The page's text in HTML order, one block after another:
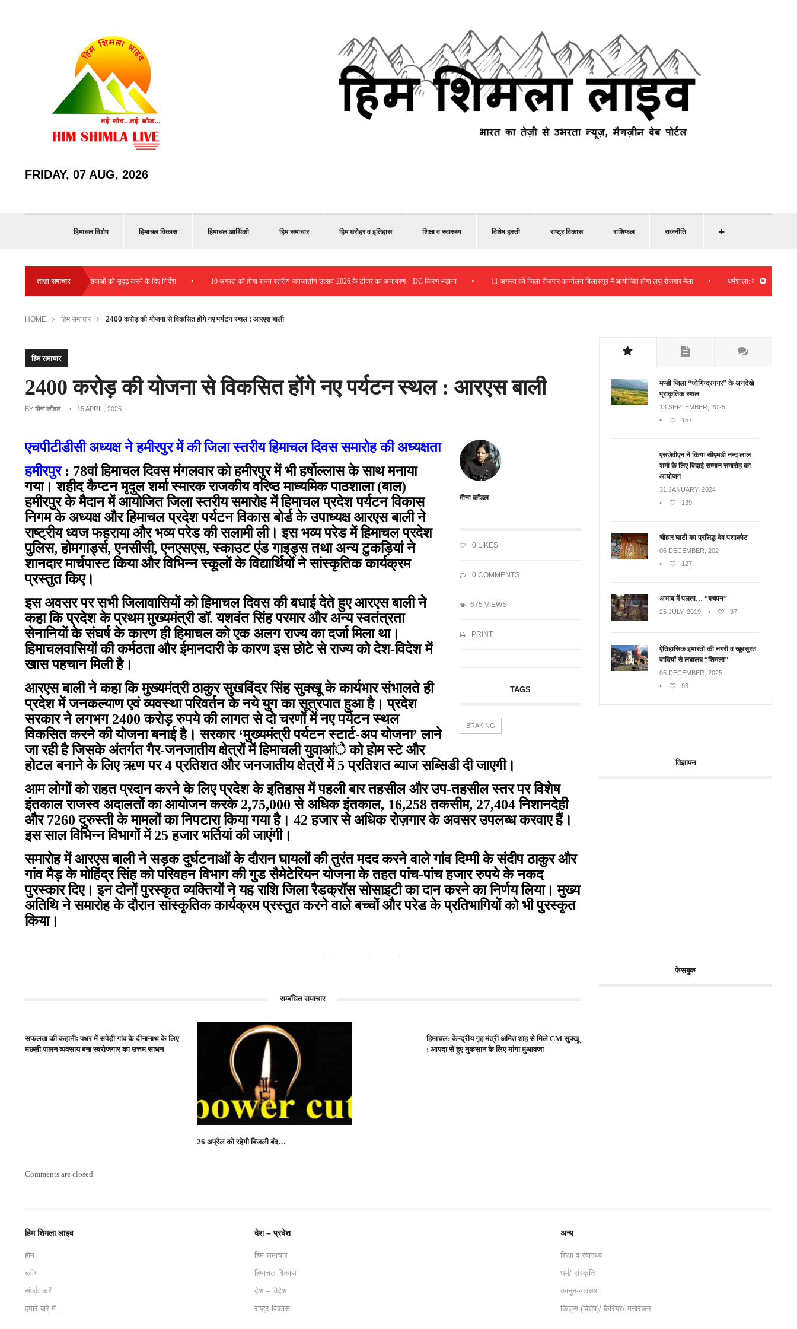
FRIDAY, 07 AUG, 2026
हिमाचल विशेष हिमाचल विकास हिमाचल आर्थिकी हिम समाचार हिम धरोहर व इतिहास शिक्षा व स्वास्थ्य विशेष हस्ती राष्ट्र विकास राशिफल राजनीति
ताज़ा समाचार
बढ़ावा देने और डायग्नोस्टिक सेवाओं को सुदृढ़ करने के दिए निर्देश • 10 अगस्त को होगा राज्य स्तरीय जनजातीय उत्सव-2026 के टीजर का अनावरण – DC किरण भड़ाना • 11 अगस्त को जिला रोजगार कार्यालय बिलासपुर में आयोजित होगा लघु रोजगार मेला • धर्मशाला: कचहरी फीडर क्षेत्र
HOME हिम समाचार 2400 करोड़ की योजना से विकसित होंगे नए पर्यटन स्थल : आरएस बाली
हिम समाचार
2400 करोड़ की योजना से विकसित होंगे नए पर्यटन स्थल : आरएस बाली
BY मीना कौंडल • 15 APRIL, 2025
मीना कौंडल
0 LIKES
0 COMMENTS
675 VIEWS
PRINT
TAGS
BRAKING
एचपीटीडीसी अध्यक्ष ने हमीरपुर में की जिला स्तरीय हिमाचल दिवस समारोह की अध्यक्षता
हमीरपुर: 78वां हिमाचल दिवस मंगलवार को हमीरपुर में भी हर्षोल्लास के साथ मनाया
गया। शहीद कैप्टन मृदुल शर्मा स्मारक राजकीय वरिष्ठ माध्यमिक पाठशाला (बाल)
हमीरपुर के मैदान में आयोजित जिला स्तरीय समारोह में हिमाचल प्रदेश पर्यटन विकास
निगम के अध्यक्ष और हिमाचल प्रदेश पर्यटन विकास बोर्ड के उपाध्यक्ष आरएस बाली ने
राष्ट्रीय ध्वज फहराया और भव्य परेड की सलामी ली। इस भव्य परेड में हिमाचल प्रदेश
पुलिस, होमगार्ड्स, एनसीसी, एनएसएस, स्काउट एंड गाइड्स तथा अन्य टुकड़ियां ने
शानदार मार्चपास्ट किया और विभिन्न स्कूलों के विद्यार्थियों ने सांस्कृतिक कार्यक्रम
प्रस्तुत किए।
इस अवसर पर सभी जिलावासियों को हिमाचल दिवस की बधाई देते हुए आरएस बाली ने
कहा कि प्रदेश के प्रथम मुख्यमंत्री डॉ. यशवंत सिंह परमार और अन्य स्वतंत्रता
सेनानियों के संघर्ष के कारण ही हिमाचल को एक अलग राज्य का दर्जा मिला था।
हिमाचलवासियों की कर्मठता और ईमानदारी के कारण इस छोटे से राज्य को देश-विदेश में
खास पहचान मिली है।
आरएस बाली ने कहा कि मुख्यमंत्री ठाकुर सुखविंदर सिंह सुक्खू के कार्यभार संभालते ही
प्रदेश में जनकल्याण एवं व्यवस्था परिवर्तन के नये युग का सूत्रपात हुआ है। प्रदेश
सरकार ने लगभग 2400 करोड़ रुपये की लागत से दो चरणों में नए पर्यटन स्थल
विकसित करने की योजना बनाई है। सरकार ‘मुख्यमंत्री पर्यटन स्टार्ट-अप योजना’ लाने
जा रही है जिसके अंतर्गत गैर-जनजातीय क्षेत्रों में हिमाचली युवाआंे को होम स्टे और
होटल बनाने के लिए ऋण पर 4 प्रतिशत और जनजातीय क्षेत्रों में 5 प्रतिशत ब्याज सब्सिडी दी जाएगी।
आम लोगों को राहत प्रदान करने के लिए प्रदेश के इतिहास में पहली बार तहसील और उप-तहसील स्तर पर विशेष
इंतकाल राजस्व अदालतों का आयोजन करके 2,75,000 से अधिक इंतकाल, 16,258 तकसीम, 27,404 निशानदेही
और 7260 दुरुस्ती के मामलों का निपटारा किया गया है। 42 हजार से अधिक रोज़गार के अवसर उपलब्ध करवाए हैं।
इस साल विभिन्न विभागों में 25 हजार भर्तियां की जाएंगी।
समारोह में आरएस बाली ने सड़क दुर्घटनाओं के दौरान घायलों की तुरंत मदद करने वाले गांव दिम्मी के संदीप ठाकुर और
गांव मैड़ के मोहिंद्र सिंह को परिवहन विभाग की गुड सैमेटेरियन योजना के तहत पांच-पांच हजार रुपये के नकद
पुरस्कार दिए। इन दोनों पुरस्कृत व्यक्तियों ने यह राशि जिला रैडक्रॉस सोसाइटी का दान करने का निर्णय लिया। मुख्य
अतिथि ने समारोह के दौरान सांस्कृतिक कार्यक्रम प्रस्तुत करने वाले बच्चों और परेड के प्रतिभागियों को भी पुरस्कृत
किया।
सम्बंधित समाचार
सफलता की कहानीः पधर में सपेड़ी गांव के दीनानाथ के लिए
मछली पालन व्यवसाय बना स्वरोजगार का उत्तम साधन
26 अप्रैल को रहेगी बिजली बंद…
हिमाचल: केन्द्रीय गृह मंत्री अमित शाह से मिले CM सुक्खू
; आपदा से हुए नुकसान के लिए मांगा मुआवजा
Comments are closed
मण्डी जिला “जोगिन्द्रनगर” के अनदेखे
प्राकृतिक स्थल
13 SEPTEMBER, 2025
•
157
एसजेवीएन ने किया सीएमडी नन्‍द लाल
शर्मा के लिए विदाई सम्मान समारोह का
आयोजन
31 JANUARY, 2024
•
139
चौहार घाटी का प्रसिद्ध देव पशाकोट
06 DECEMBER, 202
•
127
अभाव में पलता… “बचपन”
25 JULY, 2019 • 97
ऐतिहासिक इमारतों की नगरी व खूबसूरत
वादियों से लबालब “शिमला”
05 DECEMBER, 2025
•
93
विज्ञापन
फेसबुक
हिम शिमला लाइव
होम
ब्लॉग
संपर्क करें
हमारे बारे में…
देश – प्रदेश
हिम समाचार
हिमाचल विकास
देश – विदेश
राष्ट्र विकास
अन्य
शिक्षा व स्वास्थ्य
धर्म/ संस्कृति
कानून-व्यवस्था
किड्स (विशेष)/ कैरियर/ मनोरंजन